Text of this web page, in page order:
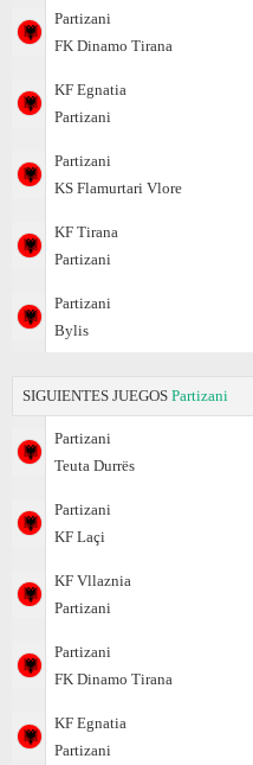
Partizani
FK Dinamo Tirana
KF Egnatia
Partizani
Partizani
KS Flamurtari Vlore
KF Tirana
Partizani
Partizani
Bylis
SIGUIENTES JUEGOS Partizani
Partizani
Teuta Durrës
Partizani
KF Laçi
KF Vllaznia
Partizani
Partizani
FK Dinamo Tirana
KF Egnatia
Partizani